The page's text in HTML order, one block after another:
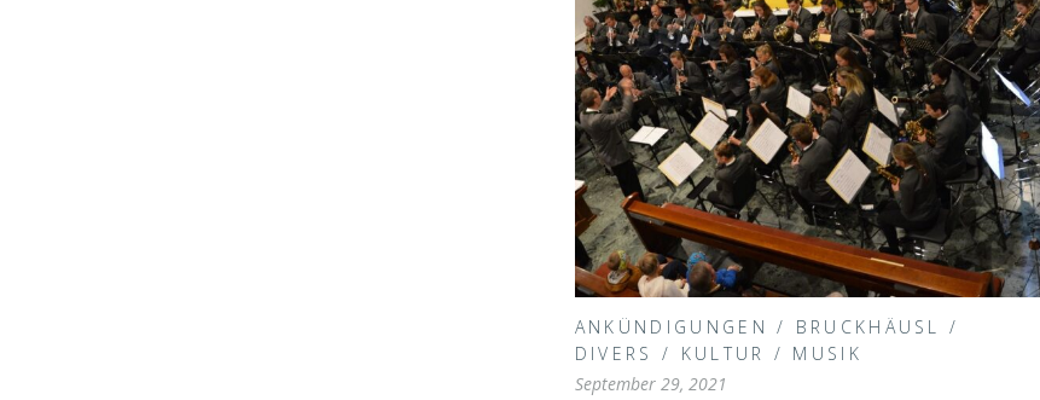
ANKÜNDIGUNGEN / BRUCKHÄUSL /
DIVERS
/ KULTUR / MUSIK
September 29, 2021